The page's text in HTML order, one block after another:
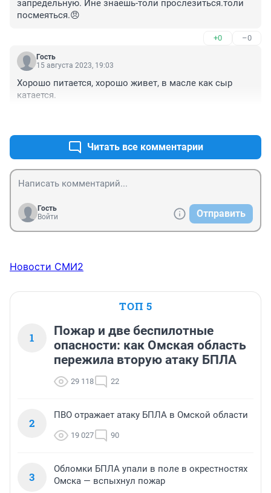
запредельную. Ине знаешь-толи прослезиться.толи
посмеяться.😠
+0 –0
Гость
15 августа 2023, 19:03
Хорошо питается, хорошо живет, в масле как сыр
катается.
Читать все комментарии
Гость
Войти
Отправить
Новости СМИ2
ТОП 5
1
Пожар и две беспилотные
опасности: как Омская область
пережила вторую атаку БПЛА
29 118 22
2
ПВО отражает атаку БПЛА в Омской области
19 027 90
3
Обломки БПЛА упали в поле в окрестностях
Омска — вспыхнул пожар